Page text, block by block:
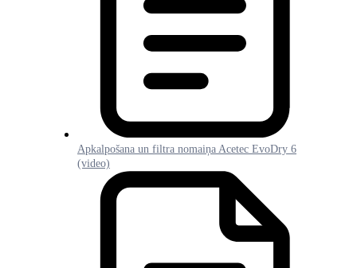
Apkalpošana un filtra nomaiņa Acetec EvoDry 6
(video)